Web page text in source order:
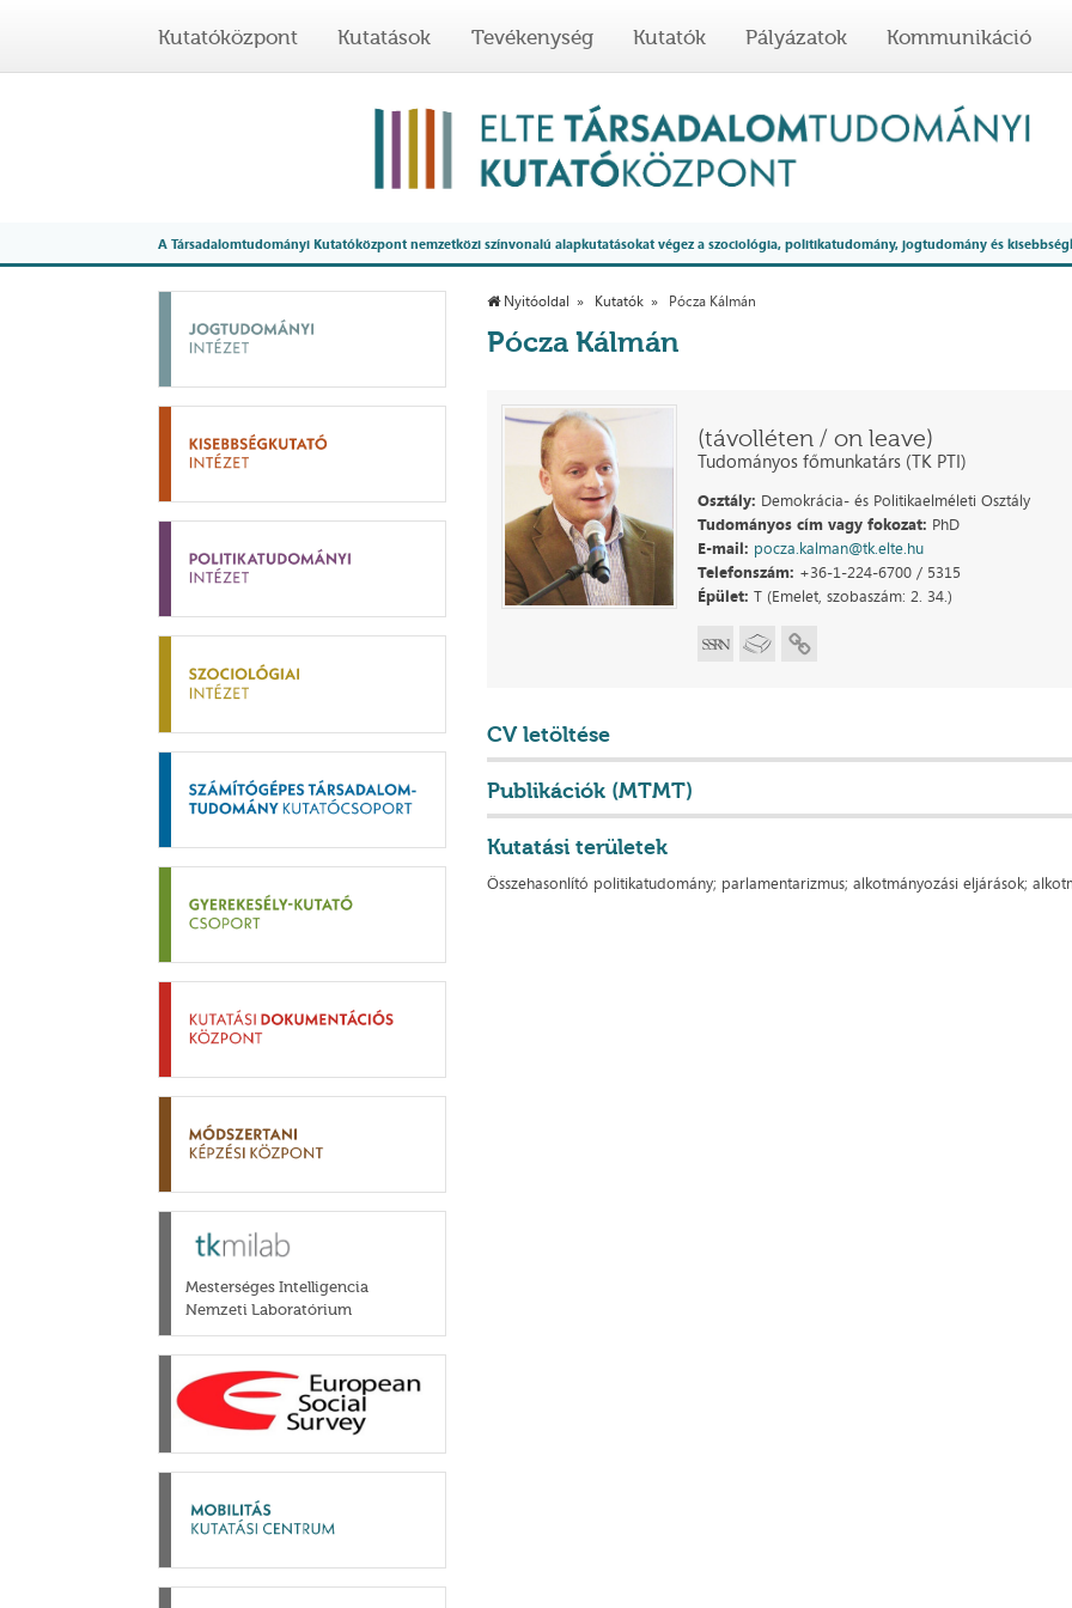
Kutatóközpont Kutatások Tevékenység Kutatók Pályázatok Kommunikáció
A Társadalomtudományi Kutatóközpont nemzetközi színvonalú alapkutatásokat végez a szociológia, politikatudomány, jogtudomány és
Mesterséges Intelligencia
Nemzeti Laboratórium
Nyitóoldal Kutatók Pócza Kálmán
Pócza Kálmán
(távolléten / on leave)
Tudományos főmunkatárs (TK PTI)
Osztály: Demokrácia- és Politikaelméleti Osztály
Tudományos cím vagy fokozat: PhD
E-mail: pocza.kalman@tk.elte.hu
Telefonszám: +36-1-224-6700 / 5315
Épület: T (Emelet, szobaszám: 2. 34.)
CV letöltése
Publikációk (MTMT)
Kutatási területek
Összehasonlító politikatudomány; parlamentarizmus; alkotmányozási eljárások;